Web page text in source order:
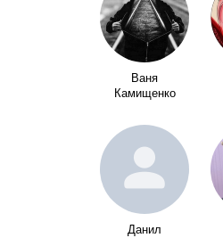
Ваня
Камищенко
Данил